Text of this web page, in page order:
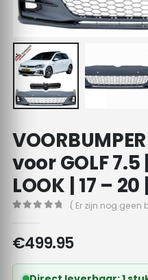
voor GOLF 7.5
LOOK | 17 – 20
( Er zijn nog geen
€499.95